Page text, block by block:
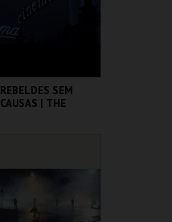
REBELDES SEM
CAUSAS | THE